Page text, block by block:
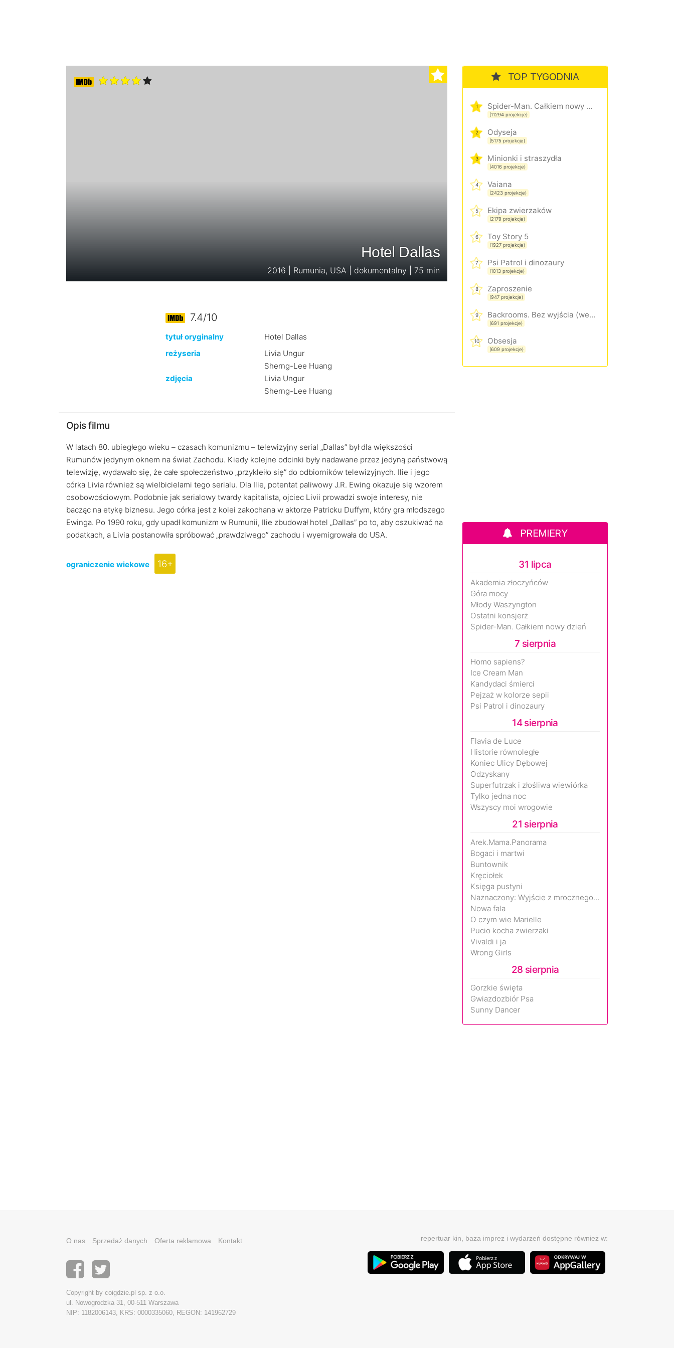
Hotel Dallas
2016 | Rumunia, USA | dokumentalny | 75 min
7.4/10
tytuł oryginalny
Hotel Dallas
reżyseria
Livia Ungur
Sherng-Lee Huang
zdjęcia
Livia Ungur
Sherng-Lee Huang
Opis filmu
W latach 80. ubiegłego wieku – czasach komunizmu – telewizyjny serial „Dallas” był dla większości
Rumunów jedynym oknem na świat Zachodu. Kiedy kolejne odcinki były nadawane przez jedyną państwową
telewizję, wydawało się, że całe społeczeństwo „przykleiło się” do odbiorników telewizyjnych. Ilie i jego
córka Livia również są wielbicielami tego serialu. Dla Ilie, potentat paliwowy J.R. Ewing okazuje się wzorem
osobowościowym. Podobnie jak serialowy twardy kapitalista, ojciec Livii prowadzi swoje interesy, nie
bacząc na etykę biznesu. Jego córka jest z kolei zakochana w aktorze Patricku Duffym, który gra młodszego
Ewinga. Po 1990 roku, gdy upadł komunizm w Rumunii, Ilie zbudował hotel „Dallas” po to, aby oszukiwać na
podatkach, a Livia postanowiła spróbować „prawdziwego” zachodu i wyemigrowała do USA.
ograniczenie wiekowe 16+
TOP TYGODNIA
1 Spider-Man. Całkiem nowy dzień
(11294 projekcje)
2 Odyseja
(5175 projekcje)
3 Minionki i straszydła
(4016 projekcje)
4 Vaiana
(2423 projekcje)
5 Ekipa zwierzaków
(2179 projekcje)
6 Toy Story 5
(1927 projekcje)
7 Psi Patrol i dinozaury
(1013 projekcje)
8 Zaproszenie
(947 projekcje)
9 Backrooms. Bez wyjścia (wersja rozszerzona)
(691 projekcje)
10 Obsesja
(609 projekcje)
PREMIERY
31 lipca
Akademia złoczyńców
Góra mocy
Młody Waszyngton
Ostatni konsjerż
Spider-Man. Całkiem nowy dzień
7 sierpnia
Homo sapiens?
Ice Cream Man
Kandydaci śmierci
Pejzaż w kolorze sepii
Psi Patrol i dinozaury
14 sierpnia
Flavia de Luce
Historie równoległe
Koniec Ulicy Dębowej
Odzyskany
Superfutrzak i złośliwa wiewiórka
Tylko jedna noc
Wszyscy moi wrogowie
21 sierpnia
Arek.Mama.Panorama
Bogaci i martwi
Buntownik
Kręciołek
Księga pustyni
Naznaczony: Wyjście z mrocznego wymiaru
Nowa fala
O czym wie Marielle
Pucio kocha zwierzaki
Vivaldi i ja
Wrong Girls
28 sierpnia
Gorzkie święta
Gwiazdozbiór Psa
Sunny Dancer
O nas Sprzedaż danych Oferta reklamowa Kontakt
Copyright by coigdzie.pl sp. z o.o.
ul. Nowogrodzka 31, 00-511 Warszawa
NIP: 1182006143, KRS: 0000335060, REGON: 141962729
repertuar kin, baza imprez i wydarzeń dostępne również w: